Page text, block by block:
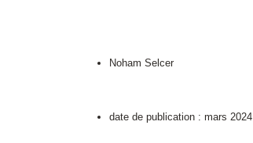
Noham Selcer
date de publication : mars 2024